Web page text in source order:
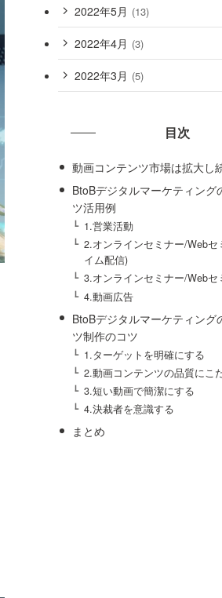
2022年5月 (13)
2022年4月 (3)
2022年3月 (5)
目次
動画コンテンツ市場は拡大し
BtoBデジタルマーケティング
ツ活用例
1.営業活動
2.オンラインセミナー/Webセ
イム配信)
3.オンラインセミナー/Webセ
4.動画広告
BtoBデジタルマーケティング
ツ制作のコツ
1.ターゲットを明確にする
2.動画コンテンツの品質にこ
3.短い動画で簡潔にする
4.決裁者を意識する
まとめ